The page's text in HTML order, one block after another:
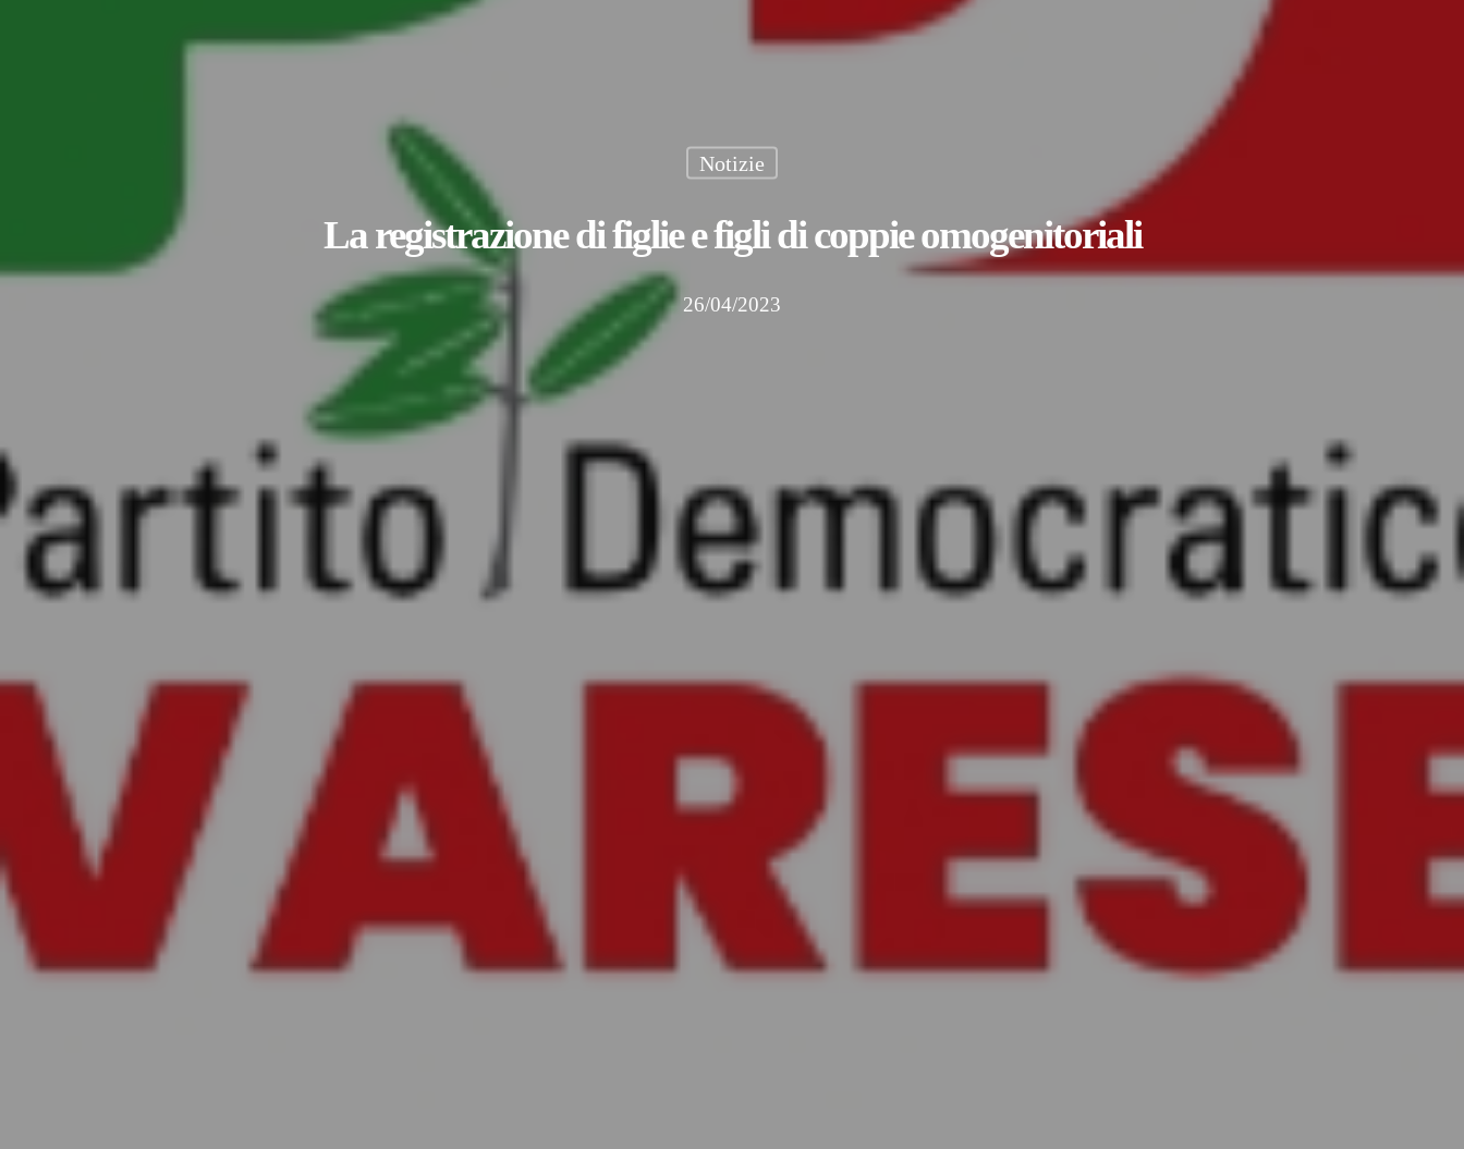
Notizie
La registrazione di figlie e figli di coppie omogenitoriali
26/04/2023